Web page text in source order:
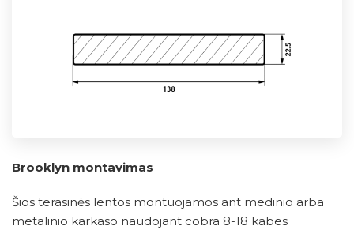
Brooklyn montavimas
Šios terasinės lentos montuojamos ant medinio arba
metalinio karkaso naudojant cobra 8-18 kabes